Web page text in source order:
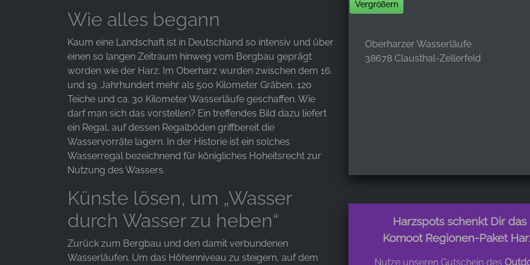
Wie alles begann
Kaum eine Landschaft ist in Deutschland so intensiv und über
einen so langen Zeitraum hinweg vom Bergbau geprägt
worden wie der Harz. Im Oberharz wurden zwischen dem 16.
und 19. Jahrhundert mehr als 500 Kilometer Gräben, 120
Teiche und ca. 30 Kilometer Wasserläufe geschaffen. Wie
darf man sich das vorstellen? Ein treffendes Bild dazu liefert
ein Regal, auf dessen Regalböden griffbereit die
Wasservorräte lagern. In der Historie ist ein solches
Wasserregal bezeichnend für königliches Hoheitsrecht zur
Nutzung des Wassers.
Künste lösen, um „Wasser
durch Wasser zu heben“
Zurück zum Bergbau und den damit verbundenen
Wasserläufen. Um das Höhenniveau zu steigern, auf dem
Vergrößern
Oberharzer Wasserläufe
38678 Clausthal-Zellerfeld
Harzspots schenkt Dir das
Komoot Regionen-Paket
Nutze unseren Gutschein des
Anbieter:
Facebook Ireland Ltd.
Zweck:
Werbemessung und Marketing
Cookie
Laufzeit:
STATISTIK
Statistik Cookies erfassen Informationen anonym.
unsere Besucher unsere Website nutzen.
Google Analytics
Name: